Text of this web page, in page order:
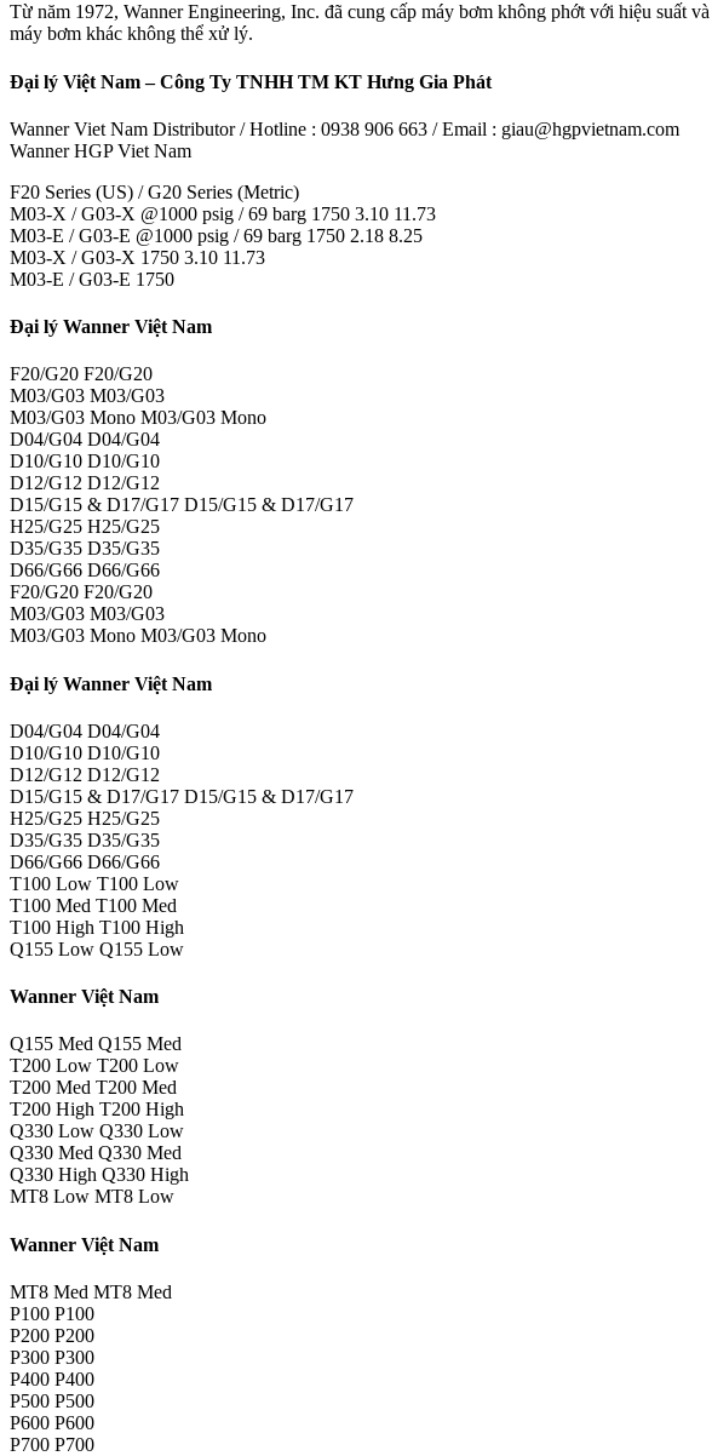
Từ năm 1972, Wanner Engineering, Inc. đã cung cấp máy bơm không phớt với hiệu suất
máy bơm khác không thể xử lý.
Đại lý Việt Nam – Công Ty TNHH TM KT Hưng Gia Phát
Wanner Viet Nam Distributor / Hotline : 0938 906 663 / Email : giau@hgpvietnam.com
Wanner HGP Viet Nam
F20 Series (US) / G20 Series (Metric)
M03-X / G03-X @1000 psig / 69 barg 1750 3.10 11.73
M03-E / G03-E @1000 psig / 69 barg 1750 2.18 8.25
M03-X / G03-X 1750 3.10 11.73
M03-E / G03-E 1750
Đại lý Wanner Việt Nam
F20/G20 F20/G20
M03/G03 M03/G03
M03/G03 Mono M03/G03 Mono
D04/G04 D04/G04
D10/G10 D10/G10
D12/G12 D12/G12
D15/G15 & D17/G17 D15/G15 & D17/G17
H25/G25 H25/G25
D35/G35 D35/G35
D66/G66 D66/G66
F20/G20 F20/G20
M03/G03 M03/G03
M03/G03 Mono M03/G03 Mono
Đại lý Wanner Việt Nam
D04/G04 D04/G04
D10/G10 D10/G10
D12/G12 D12/G12
D15/G15 & D17/G17 D15/G15 & D17/G17
H25/G25 H25/G25
D35/G35 D35/G35
D66/G66 D66/G66
T100 Low T100 Low
T100 Med T100 Med
T100 High T100 High
Q155 Low Q155 Low
Wanner Việt Nam
Q155 Med Q155 Med
T200 Low T200 Low
T200 Med T200 Med
T200 High T200 High
Q330 Low Q330 Low
Q330 Med Q330 Med
Q330 High Q330 High
MT8 Low MT8 Low
Wanner Việt Nam
MT8 Med MT8 Med
P100 P100
P200 P200
P300 P300
P400 P400
P500 P500
P600 P600
P700 P700